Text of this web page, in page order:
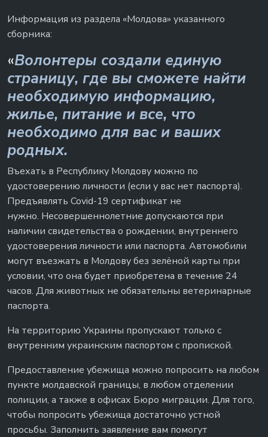
Информация из раздела «Молдова» указанного
сборника:
«Волонтеры создали единую
страницу, где вы сможете найти
необходимую информацию,
жилье, питание и все, что
необходимо для вас и ваших
родных.
Въехать в Республику Молдову можно по
удостоверению личности (если у вас нет паспорта).
Предъявлять Covid-19 сертификат не
нужно. Несовершеннолетние допускаются при
наличии свидетельства о рождении, внутреннего
удостоверения личности или паспорта. Автомобили
могут въезжать в Молдову без зелёной карты при
условии, что она будет приобретена в течение 24
часов. Для животных не обязательны ветеринарные
паспорта.
На территорию Украины пропускают только с
внутренним украинским паспортом с пропиской.
Предоставление убежища можно попросить на любом
пункте молдавской границы, в любом отделении
полиции, а также в офисах Бюро миграции. Для того,
чтобы попросить убежища достаточно устной
просьбы. Заполнить заявление вам помогут